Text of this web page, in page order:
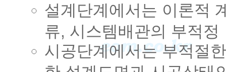
설계단계에서는 이론적
류, 시스템배관의 부적정
시공단계에서는 부적절